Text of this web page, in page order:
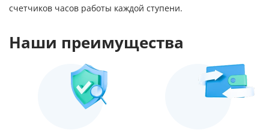
счетчиков часов работы каждой ступени.
Наши преимущества